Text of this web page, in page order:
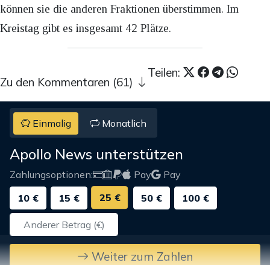
können sie die anderen Fraktionen überstimmen. Im
Kreistag gibt es insgesamt 42 Plätze.
Teilen:
Zu den Kommentaren (61)
Einmalig Monatlich
Apollo News unterstützen
Zahlungsoptionen: Pay
Pay
10 €
15 € 25 € 50 € 100 €
Weiter zum Zahlen